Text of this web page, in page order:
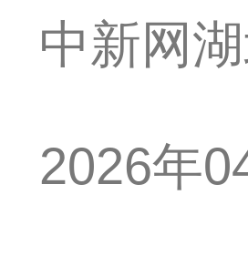
中新网
2026年